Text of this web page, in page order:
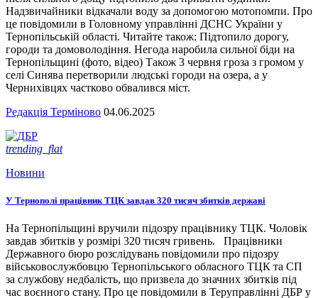
Надзвичайники відкачали воду за допомогою мотопомпи. Про
це повідомили в Головному управлінні ДСНС України у
Тернопільській області. Читайте також: Підтопило дорогу,
городи та домоволодіння. Негода наробила сильної біди на
Тернопільщині (фото, відео) Також 3 червня гроза з громом у
селі Синява перетворили людські городи на озера, а у
Чернихівцях частково обвалився міст.
Редакція Терміново 04.06.2025
trending_flat
Новини
У Тернополі працівник ТЦК завдав 320 тисяч збитків державі
На Тернопільщині вручили підозру працівнику ТЦК. Чоловік
завдав збитків у розмірі 320 тисяч гривень. Працівники
Державного бюро розслідувань повідомили про підозру
військовослужбовцю Тернопільського обласного ТЦК та СП
за службову недбалість, що призвела до значних збитків під
час воєнного стану. Про це повідомили в Теруправлінні ДБР у